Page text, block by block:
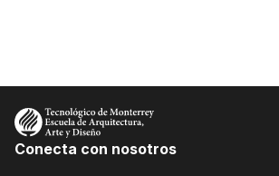
Conecta con nosotros